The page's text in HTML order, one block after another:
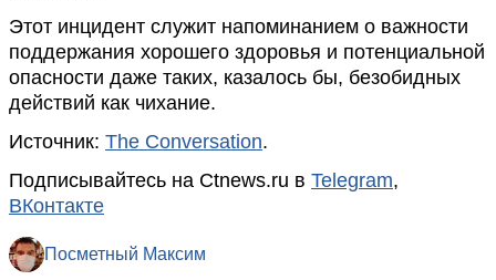
Этот инцидент служит напоминанием о важности
поддержания хорошего здоровья и потенциальной
опасности даже таких, казалось бы, безобидных
действий как чихание.
Источник: The Conversation.
Подписывайтесь на Ctnews.ru в Telegram,
ВКонтакте
Посметный Максим